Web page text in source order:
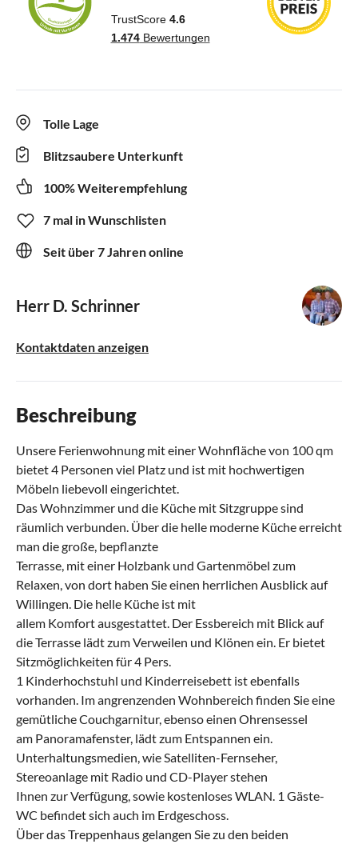
Tolle Lage
Blitzsaubere Unterkunft
100% Weiterempfehlung
7 mal in Wunschlisten
Seit über 7 Jahren online
Herr D. Schrinner
Kontaktdaten anzeigen
Beschreibung
Unsere Ferienwohnung mit einer Wohnfläche von 100 qm
bietet 4 Personen viel Platz und ist mit hochwertigen
Möbeln liebevoll eingerichtet.
Das Wohnzimmer und die Küche mit Sitzgruppe sind
räumlich verbunden. Über die helle moderne Küche erreicht
man die große, bepflanzte
Terrasse, mit einer Holzbank und Gartenmöbel zum
Relaxen, von dort haben Sie einen herrlichen Ausblick auf
Willingen. Die helle Küche ist mit
allem Komfort ausgestattet. Der Essbereich mit Blick auf
die Terrasse lädt zum Verweilen und Klönen ein. Er bietet
Sitzmöglichkeiten für 4 Pers.
1 Kinderhochstuhl und Kinderreisebett ist ebenfalls
vorhanden. Im angrenzenden Wohnbereich finden Sie eine
gemütliche Couchgarnitur, ebenso einen Ohrensessel
am Panoramafenster, lädt zum Entspannen ein.
Unterhaltungsmedien, wie Satelliten-Fernseher,
Stereoanlage mit Radio und CD-Player stehen
Ihnen zur Verfügung, sowie kostenloses WLAN. 1 Gäste-
WC befindet sich auch im Erdgeschoss.
Über das Treppenhaus gelangen Sie zu den beiden